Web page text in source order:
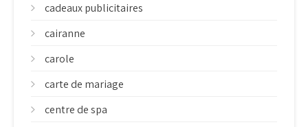
cadeaux publicitaires
cairanne
carole
carte de mariage
centre de spa